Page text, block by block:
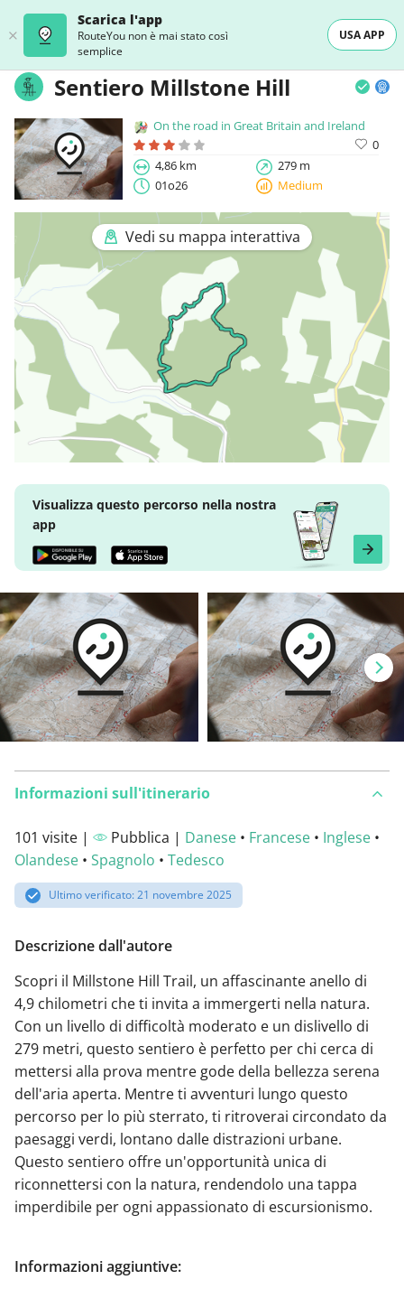
Scarica l'app
RouteYou non è mai stato così
semplice
USA APP
Sentiero Millstone Hill
On the road in Great Britain and Ireland
0
4,86 km
279 m
01o26
Medium
Vedi su mappa interattiva
Visualizza questo percorso nella nostra
app
Informazioni sull'itinerario
101 visite | Pubblica | Danese • Francese • Inglese •
Olandese • Spagnolo • Tedesco
Ultimo verificato: 21 novembre 2025
Descrizione dall'autore
Scopri il Millstone Hill Trail, un affascinante anello di
4,9 chilometri che ti invita a immergerti nella natura.
Con un livello di difficoltà moderato e un dislivello di
279 metri, questo sentiero è perfetto per chi cerca di
mettersi alla prova mentre gode della bellezza serena
dell'aria aperta. Mentre ti avventuri lungo questo
percorso per lo più sterrato, ti ritroverai circondato da
paesaggi verdi, lontano dalle distrazioni urbane.
Questo sentiero offre un'opportunità unica di
riconnettersi con la natura, rendendolo una tappa
imperdibile per ogni appassionato di escursionismo.
Informazioni aggiuntive: